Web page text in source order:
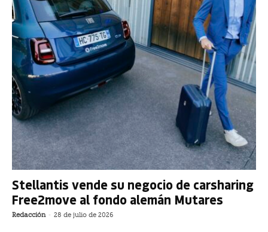
Stellantis vende su negocio de carsharing
Free2move al fondo alemán Mutares
Redacción - 28 de julio de 2026